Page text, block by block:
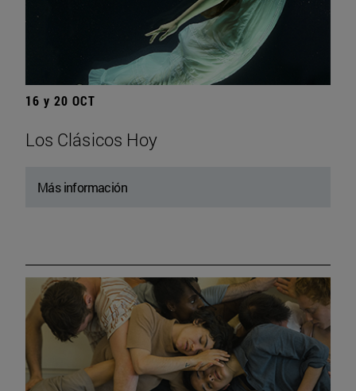
16 y 20 OCT
Los Clásicos Hoy
Más información